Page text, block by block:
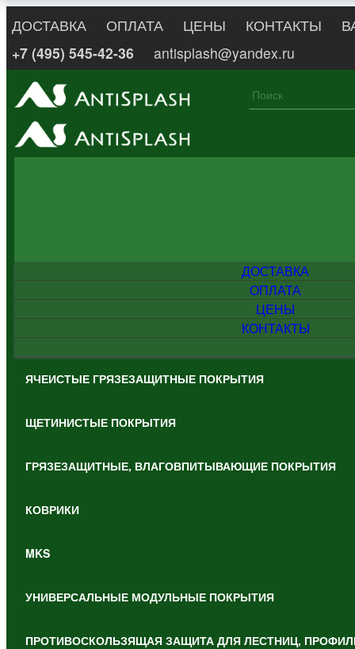
ДОСТАВКА ОПЛАТА ЦЕНЫ КОНТАКТЫ
+7 (495) 545-42-36
antisplash@yandex.ru
ДОСТАВКА
ОПЛАТА
ЦЕНЫ
КОНТАКТЫ
ЯЧЕИСТЫЕ ГРЯЗЕЗАЩИТНЫЕ ПОКРЫТИЯ
ЩЕТИНИСТЫЕ ПОКРЫТИЯ
ГРЯЗЕЗАЩИТНЫЕ, ВЛАГОВПИТЫВАЮЩИЕ ПОКРЫТИЯ
КОВРИКИ
MKS
УНИВЕРСАЛЬНЫЕ МОДУЛЬНЫЕ ПОКРЫТИЯ
ПРОТИВОСКОЛЬЗЯЩАЯ ЗАЩИТА ДЛЯ ЛЕСТНИЦ,